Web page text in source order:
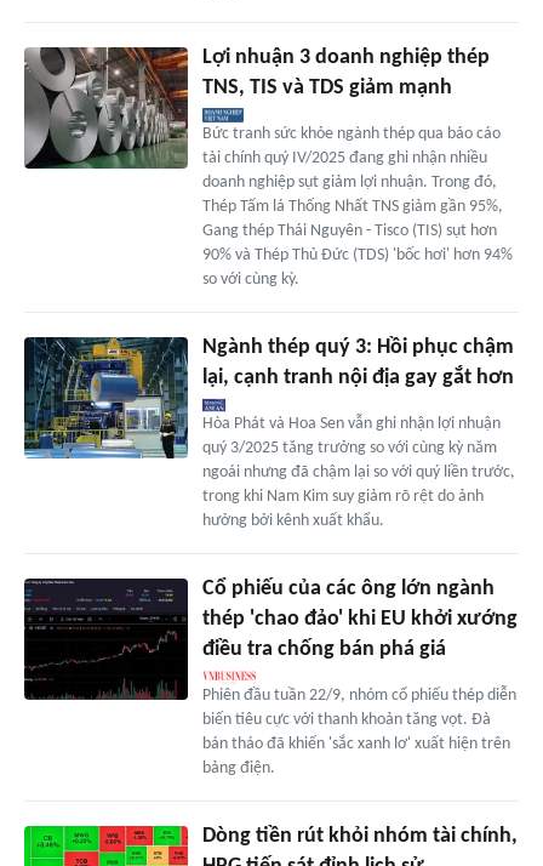
Lợi nhuận 3 doanh nghiệp thép
TNS, TIS và TDS giảm mạnh
Bức tranh sức khỏe ngành thép qua báo cáo
tài chính quý IV/2025 đang ghi nhận nhiều
doanh nghiệp sụt giảm lợi nhuận. Trong đó,
Thép Tấm lá Thống Nhất TNS giảm gần 95%,
Gang thép Thái Nguyên - Tisco (TIS) sụt hơn
90% và Thép Thủ Đức (TDS) 'bốc hơi' hơn 94%
so với cùng kỳ.
Ngành thép quý 3: Hồi phục chậm
lại, cạnh tranh nội địa gay gắt hơn
Hòa Phát và Hoa Sen vẫn ghi nhận lợi nhuận
quý 3/2025 tăng trưởng so với cùng kỳ năm
ngoái nhưng đã chậm lại so với quý liền trước,
trong khi Nam Kim suy giảm rõ rệt do ảnh
hưởng bởi kênh xuất khẩu.
Cổ phiếu của các ông lớn ngành
thép 'chao đảo' khi EU khởi xướng
điều tra chống bán phá giá
Phiên đầu tuần 22/9, nhóm cổ phiếu thép diễn
biến tiêu cực với thanh khoản tăng vọt. Đà
bán tháo đã khiến 'sắc xanh lơ' xuất hiện trên
bảng điện.
Dòng tiền rút khỏi nhóm tài chính,